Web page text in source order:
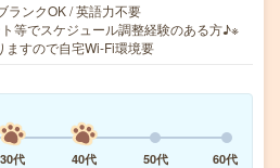
ランクOK / 英語力不要
等でスケジュール調整経験のある方♪※
ますので自宅Wi-Fi環境要
30代 40代 50代
60代